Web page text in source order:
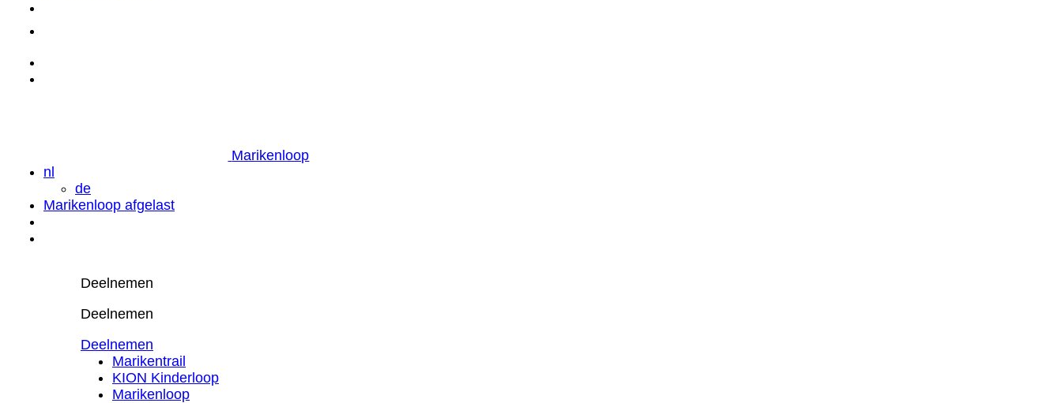
Marikenloop
nl
de
Marikenloop afgelast
Deelnemen
Deelnemen
Deelnemen
Marikentrail
KION Kinderloop
Marikenloop